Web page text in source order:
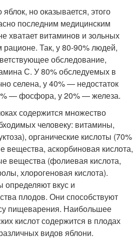
но оказывается, этого
последним медицинским
хватает витаминов и зольных
рационе. Так, у 80-90% людей,
обследование,
С. У 80% обследуемых в
селена, у 40% — недостаток
% — фосфора, у 20% — железа.
содержится множество
человеку: витамины,
органические кислоты (70%
вещества, аскорбиновая кислота,
вещества (фолиевая кислота,
хлорогеновая кислота).
определяют вкус и
плодов. Они способствуют
пищеварения. Наибольшее
кислот содержится в плодах
видов яблони.